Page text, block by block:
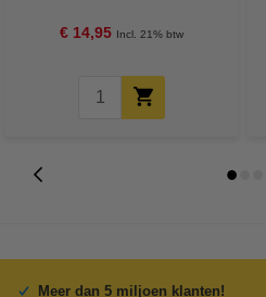
€ 14,95 Incl. 21% btw
Meer dan 5 miljoen klanten!